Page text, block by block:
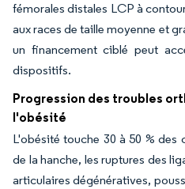
fémorales distales LCP à
aux races de taille moyenne et
un financement ciblé peut
dispositifs.
Progression des troubles
l'obésité
L'obésité touche 30 à 50 % des
de la hanche, les ruptures des
articulaires dégénératives,